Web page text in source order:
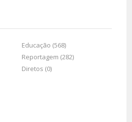
Educação (568)
Reportagem (282)
Diretos (0)